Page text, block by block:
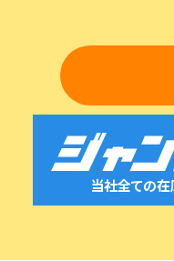
当社全ての在